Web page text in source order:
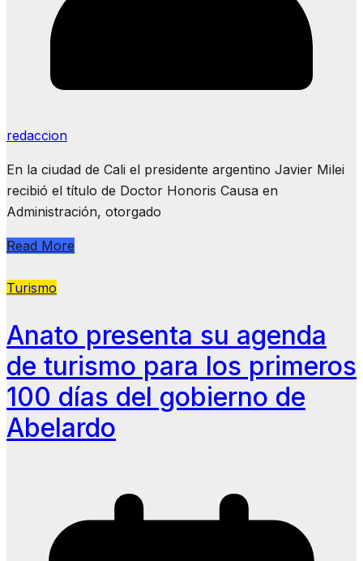
redaccion
​En la ciudad de Cali el presidente argentino Javier Milei
recibió el título de Doctor Honoris Causa en
Administración, otorgado
Read More
Turismo
Anato presenta su agenda
de turismo para los primeros
100 días del gobierno de
Abelardo